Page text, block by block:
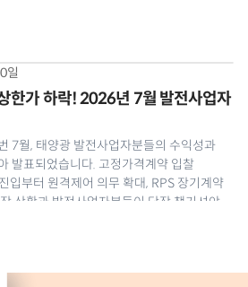
시장 동향을 해줌이 정밀 분석해
일
한가 하락! 2026년 7월 발전사업자
7월, 태양광 발전사업자분들의 수익성과
발표되었습니다. 고정가격계약 입찰
입부터 원격제어 의무 확대, RPS 장기계약
상황과 발전사업자분들이 당장 챙기셔야
리해 드립니다. 📰 2026년 7월 태양광